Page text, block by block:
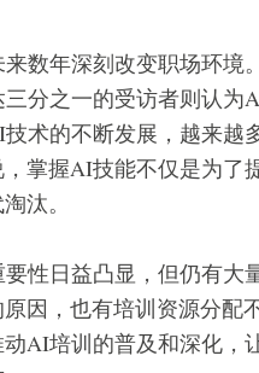
数年深刻改变职场环境
分之一的受访者则认为
术的不断发展，越来越
掌握AI技能不仅是为了
汰。
性日益凸显，但仍有大
因，也有培训资源分配
AI培训的普及和深化，